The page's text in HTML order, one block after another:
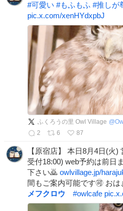
#可愛い #もふもふ #推しが
pic.x.com/xenHYdxpbJ
ふくろうの里 Owl Village @
2
6 87
【原宿店】 本日8月4日(火
受付18:00) web予約は前日
下さい🙇 owlvillage.jp/
間もご案内可能です🉑 お
メフクロウ
#owlcafe